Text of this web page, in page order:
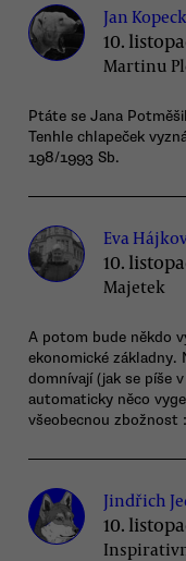
Jan
10.
Martinu
Ptáte se Jana
Tenhle chlapeček
198/1993 Sb.
Eva
10.
Majetek
A potom bude někdo
ekonomické základny.
domnívají (jak se píše
automaticky něco
všeobecnou zbožnost
Jindřich
10.